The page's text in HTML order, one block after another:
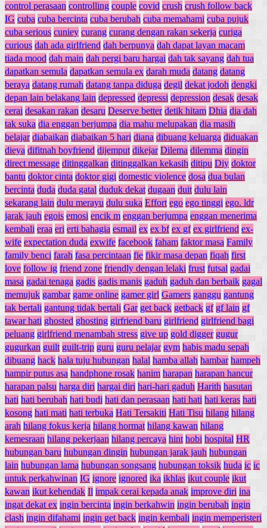
control perasaan controlling couple covid crush crush follow back
IG cuba cuba bercinta cuba berubah cuba memahami cuba pujuk
cuba serious cuniey curang curang dengan rakan sekerja curiga
curious dah ada girlfriend dah berpunya dah dapat layan macam
tiada mood dah main dah pergi baru hargai dah tak sayang dah tua
dapatkan semula dapatkan semula ex darah muda datang datang
beraya datang rumah datang tanpa diduga degil dekat jodoh dengki
depan lain belakang lain depressed depressi depression desak desak
cerai desakan rakan desaru Deserve better detik hitam Dhia dia dah
tak suka dia enggan berjumpa dia mahu melupakan dia masih
belajar diabaikan diabaikan 5 hari diana dibuang keluarga diduakan
dieya difitnah boyfriend dijemput dikejar Dilema dilemma dingin
direct message ditinggalkan ditinggalkan kekasih ditipu Diy doktor
bantu doktor cinta doktor gigi domestic violence dosa dua bulan
bercinta duda duda gatal duduk dekat dugaan duit dulu lain
sekarang lain dulu merayu dulu suka Effort ego ego tinggi ego. ldr
jarak jauh egois emosi encik m enggan berjumpa enggan menerima
kembali eraa eri erti bahagia esmail ex ex bf ex gf ex girlfriend ex-
wife expectation duda exwife facebook faham faktor masa Family
family benci farah fasa percintaan fie fikir masa depan fiqah first
love follow ig friend zone friendly dengan lelaki frust futsal gadai
masa gadai tenaga gadis gadis manis gaduh gaduh dan berbaik gagal
memujuk gambar game online gamer girl Gamers ganggu gantung
tak bertali gantung tidak bertali Gar get back getback gf gf lain gf
tawar hati ghosted ghosting girfriend baru girlfriend girlfriend bagi
peluang girlfriend menambah stress give up gold digger gugur
gugurkan guilt guilt-trip guru guru pelajar gym habis madu sepah
dibuang hack hala tuju hubungan halal hamba allah hambar hampeh
hampir putus asa handphone rosak hanim harapan harapan hancur
harapan palsu harga diri hargai diri hari-hari gaduh Harith hasutan
hati hati berubah hati budi hati dan perasaan hati hati hati keras hati
kosong hati mati hati terbuka Hati Tersakiti Hati Tisu hilang hilang
arah hilang fokus kerja hilang hormat hilang kawan hilang
kemesraan hilang pekerjaan hilang percaya hint hobi hospital HR
hubungan baru hubungan dingin hubungan jarak jauh hubungan
lain hubungan lama hubungan songsang hubungan toksik huda ic ic
untuk perkahwinan IG ignore ignored ika ikhlas ikut couple ikut
kawan ikut kehendak Il impak cerai kepada anak improve diri ina
ingat dekat ex ingin bercinta ingin berkahwin ingin berubah ingin
clash ingin difahami ingin get back ingin kembali ingin memperisteri